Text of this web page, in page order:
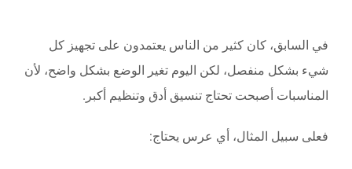
في السابق، كان كثير من الناس يعتمدون على تجهيز كل
شيء بشكل منفصل، لكن اليوم تغير الوضع بشكل واضح، لأن
المناسبات أصبحت تحتاج تنسيق أدق وتنظيم أكبر.
فعلى سبيل المثال، أي عرس يحتاج: